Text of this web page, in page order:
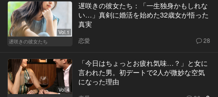
Vol.1
遅咲きの彼女たち
遅咲きの彼女たち：「一生独身かもしれな
い…」真剣に婚活を始めた32歳女が悟った
真実
恋愛 28
Vol.4
「今日はちょっとお疲れ気味…？」と女に
言われた男。初デートで2人が微妙な空気
になった理由